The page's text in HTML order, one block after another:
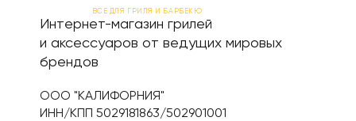
ВСЕ ДЛЯ ГРИЛЯ И БАРБЕКЮ
Интернет-магазин грилей
и аксессуаров от ведущих мировых
брендов
ООО "КАЛИФОРНИЯ"
ИНН/КПП 5029181863/502901001